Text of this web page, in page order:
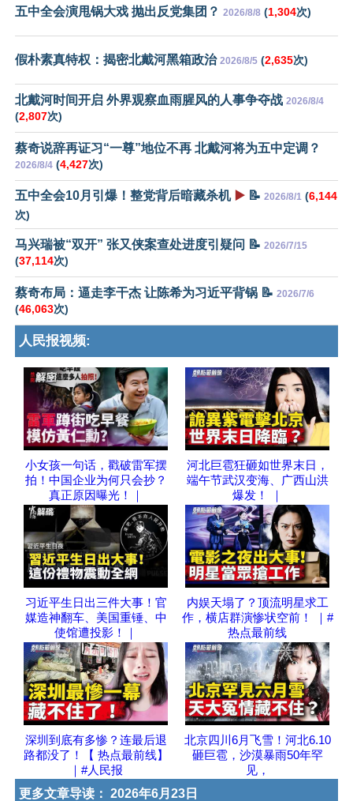
五中全会演甩锅大戏 抛出反党集团？ 2026/8/8 (1,304次)
假朴素真特权：揭密北戴河黑箱政治 2026/8/5 (2,635次)
北戴河时间开启 外界观察血雨腥风的人事争夺战 2026/8/4
(2,807次)
蔡奇说辞再证习“一尊”地位不再 北戴河将为五中定调？
2026/8/4 (4,427次)
五中全会10月引爆！整党背后暗藏杀机 ▶️ 📝 2026/8/1 (6,144
次)
马兴瑞被“双开” 张又侠案查处进度引疑问 📝 2026/7/15
(37,114次)
蔡奇布局：逼走李干杰 让陈希为习近平背锅 📝 2026/7/6
(46,063次)
人民报视频:
小女孩一句话，戳破雷军摆
拍！中国企业为何只会抄？
真正原因曝光！｜
河北巨雹狂砸如世界末日，
端午节武汉变海、广西山洪
爆发！ ｜
习近平生日出三件大事！官
媒造神翻车、美国重锤、中
使馆遭投影！｜
内娱天塌了？顶流明星求工
作，横店群演惨状空前！ ｜#
热点最前线
深圳到底有多惨？连最后退
路都没了！【 热点最前线】
｜#人民报
北京四川6月飞雪！河北6.10
砸巨雹，沙漠暴雨50年罕
见，
更多文章导读： 2026年6月23日